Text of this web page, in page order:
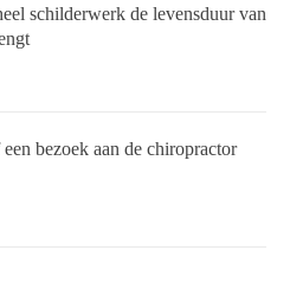
schilderwerk de levensduur van
bezoek aan de chiropractor